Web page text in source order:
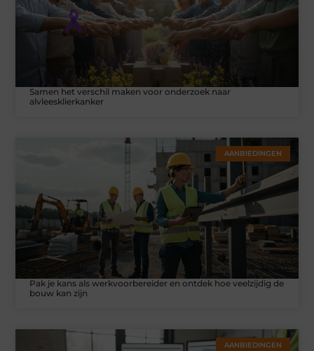
Samen het verschil maken voor onderzoek naar
alvleesklierkanker
AANBIEDINGEN
Pak je kans als werkvoorbereider en ontdek hoe veelzijdig de
bouw kan zijn
AANBIEDINGEN